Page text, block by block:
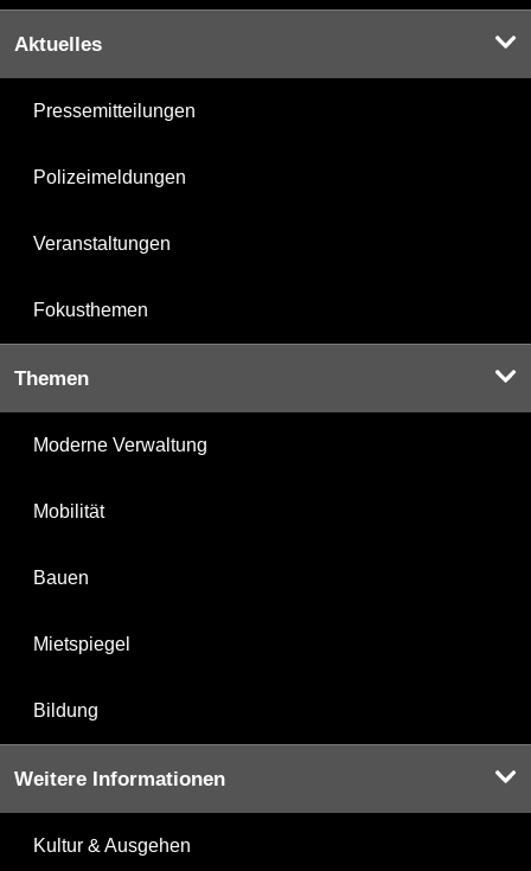
Aktuelles
Pressemitteilungen
Polizeimeldungen
Veranstaltungen
Fokusthemen
Themen
Moderne Verwaltung
Mobilität
Bauen
Mietspiegel
Bildung
Weitere Informationen
Kultur & Ausgehen